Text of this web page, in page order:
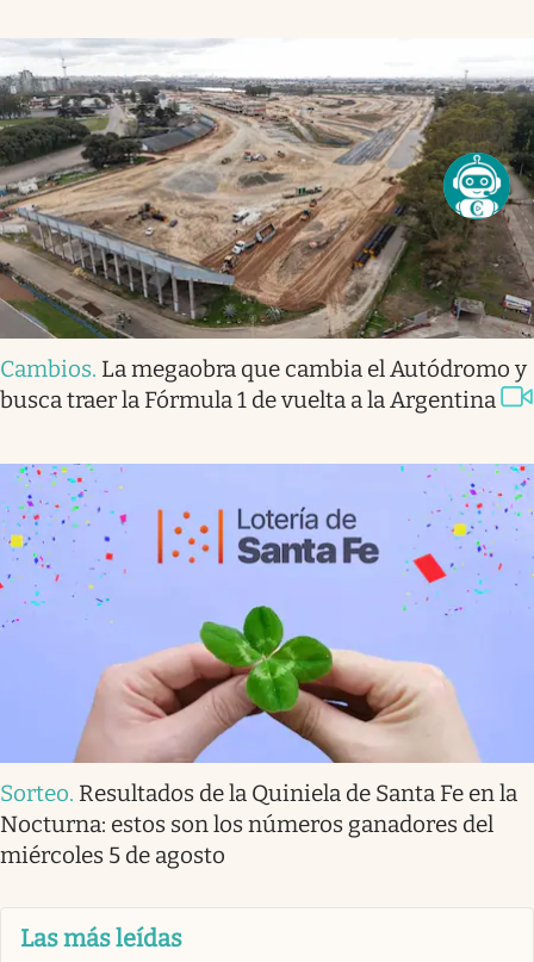
Cambios. La megaobra que cambia el Autódromo y
busca traer la Fórmula 1 de vuelta a la Argentina
Sorteo. Resultados de la Quiniela de Santa Fe en la
Nocturna: estos son los números ganadores del
miércoles 5 de agosto
Las más leídas